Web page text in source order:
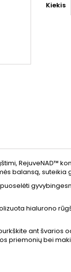
Kiekis
RejuveNAD™
balansą, suteikia
hialurono
ant
priemonių bei